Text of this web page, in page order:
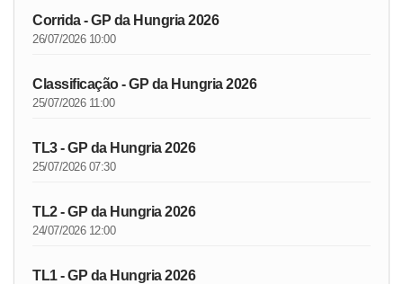
Corrida - GP da Hungria 2026
26/07/2026 10:00
Classificação - GP da Hungria 2026
25/07/2026 11:00
TL3 - GP da Hungria 2026
25/07/2026 07:30
TL2 - GP da Hungria 2026
24/07/2026 12:00
TL1 - GP da Hungria 2026